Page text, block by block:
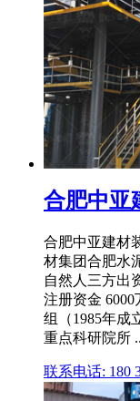
合肥中亚
合肥中亚建材
材集团合肥水
自然人三方出
注册资金
组（1985年成
重点科研院所
联系电话: 180